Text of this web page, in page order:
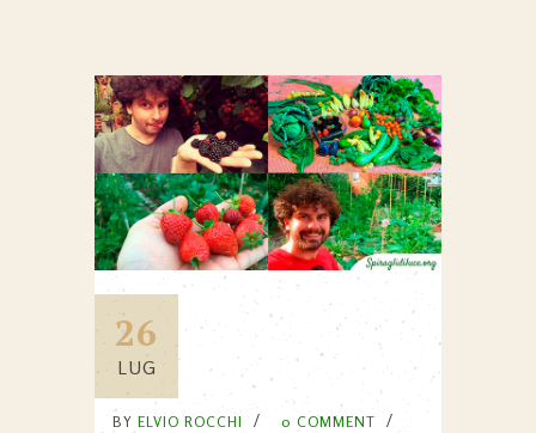
26
LUG
BY ELVIO ROCCHI 0 COMMENT